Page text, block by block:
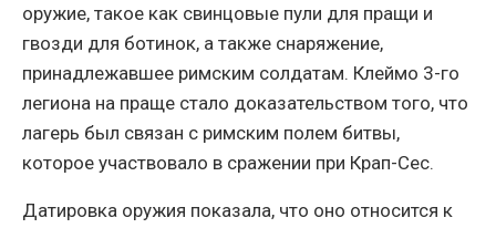
оружие, такое как свинцовые пули для пращи и
гвозди для ботинок, а также снаряжение,
принадлежавшее римским солдатам. Клеймо 3-го
легиона на праще стало доказательством того, что
лагерь был связан с римским полем битвы,
которое участвовало в сражении при Крап-Сес.
Датировка оружия показала, что оно относится к